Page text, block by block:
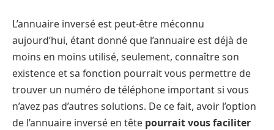
L’annuaire inversé est peut-être méconnu
aujourd’hui, étant donné que l’annuaire est déjà de
moins en moins utilisé, seulement, connaître son
existence et sa fonction pourrait vous permettre de
trouver un numéro de téléphone important si vous
n’avez pas d’autres solutions. De ce fait, avoir l’option
de l’annuaire inversé en tête pourrait vous faciliter